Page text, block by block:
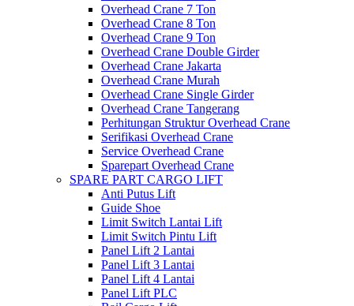
Overhead Crane 7 Ton
Overhead Crane 8 Ton
Overhead Crane 9 Ton
Overhead Crane Double Girder
Overhead Crane Jakarta
Overhead Crane Murah
Overhead Crane Single Girder
Overhead Crane Tangerang
Perhitungan Struktur Overhead Crane
Serifikasi Overhead Crane
Service Overhead Crane
Sparepart Overhead Crane
SPARE PART CARGO LIFT
Anti Putus Lift
Guide Shoe
Limit Switch Lantai Lift
Limit Switch Pintu Lift
Panel Lift 2 Lantai
Panel Lift 3 Lantai
Panel Lift 4 Lantai
Panel Lift PLC